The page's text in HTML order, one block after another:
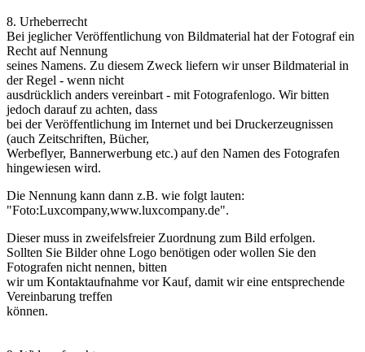
8. Urheberrecht
Bei jeglicher Veröffentlichung von Bildmaterial hat der Fotograf ein
Recht auf Nennung
seines Namens. Zu diesem Zweck liefern wir unser Bildmaterial in
der Regel - wenn nicht
ausdrücklich anders vereinbart - mit Fotografenlogo. Wir bitten
jedoch darauf zu achten, dass
bei der Veröffentlichung im Internet und bei Druckerzeugnissen
(auch Zeitschriften, Bücher,
Werbeflyer, Bannerwerbung etc.) auf den Namen des Fotografen
hingewiesen wird.
Die Nennung kann dann z.B. wie folgt lauten:
"Foto:Luxcompany,www.luxcompany.de".
Dieser muss in zweifelsfreier Zuordnung zum Bild erfolgen.
Sollten Sie Bilder ohne Logo benötigen oder wollen Sie den
Fotografen nicht nennen, bitten
wir um Kontaktaufnahme vor Kauf, damit wir eine entsprechende
Vereinbarung treffen
können.